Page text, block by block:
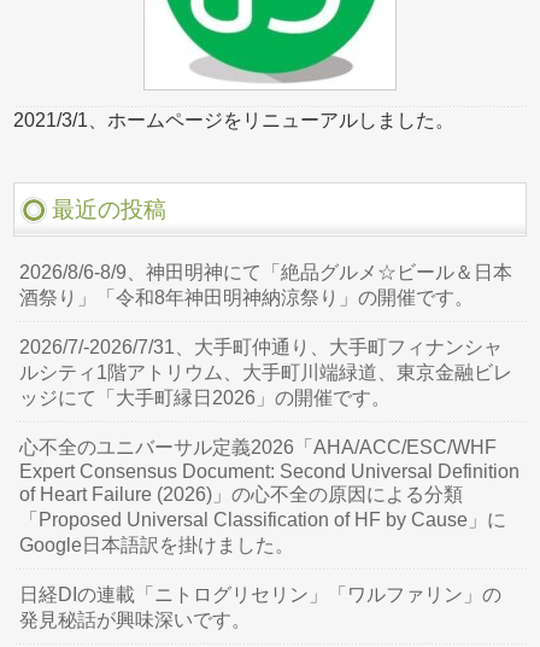
2021/3/1、ホームページをリニューアルしました。
最近の投稿
2026/8/6-8/9、神田明神にて「絶品グルメ☆ビール＆日本
酒祭り」「令和8年神田明神納涼祭り」の開催です。
2026/7/-2026/7/31、大手町仲通り、大手町フィナンシャ
ルシティ1階アトリウム、大手町川端緑道、東京金融ビレ
ッジにて「大手町縁日2026」の開催です。
心不全のユニバーサル定義2026「AHA/ACC/ESC/WHF
Expert Consensus Document: Second Universal Definition
of Heart Failure (2026)」の心不全の原因による分類
「Proposed Universal Classification of HF by Cause」に
Google日本語訳を掛けました。
日経DIの連載「ニトログリセリン」「ワルファリン」の
発見秘話が興味深いです。